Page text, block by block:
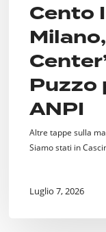
Cento
Puzzo
ANPI
Altre tappe sulla
Siamo stati in
Luglio 7, 2026